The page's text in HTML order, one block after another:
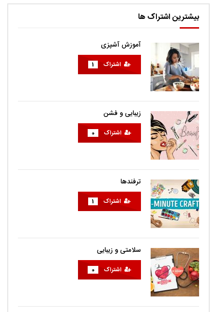
بیشترین اشتراک ها
آموزش آشپزی
اشتراک 1
زیبایی و فشن
اشتراک 0
ترفندها
اشتراک 1
سلامتی و زیبایی
اشتراک 0